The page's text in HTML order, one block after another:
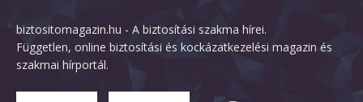
biztositomagazin.hu - A biztosítási szakma hírei.
Független, online biztosítási és kockázatkezelési magazin és
szakmai hírportál.